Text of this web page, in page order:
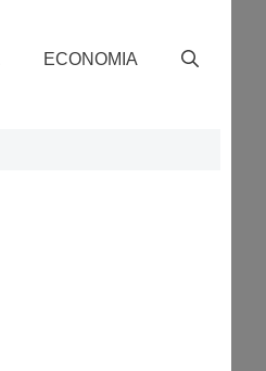
ECONOMIA